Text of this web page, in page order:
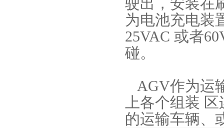
驶出，安装在
为电池充电装
25VAC 或者
碰。
AGV作为运
上各个组装
的运输车辆、